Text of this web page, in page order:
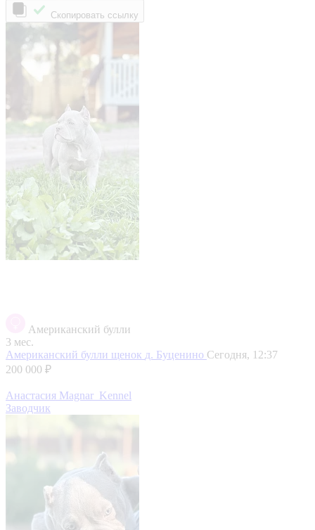
Скопировать ссылку
Американский булли
3 мес.
Американский булли щенок д. Буценино Сегодня, 12:37
200 000 ₽
Анастасия Magnar_Kennel
Заводчик